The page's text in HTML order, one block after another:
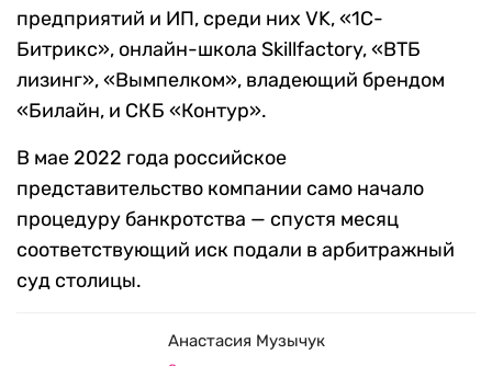
предприятий и ИП, среди них VK, «1С-
Битрикс», онлайн-школа Skillfactory, «ВТБ
лизинг», «Вымпелком», владеющий брендом
«Билайн, и СКБ «Контур».
В мае 2022 года российское
представительство компании само начало
процедуру банкротства — спустя месяц
соответствующий иск подали в арбитражный
суд столицы.
Анастасия Музычук